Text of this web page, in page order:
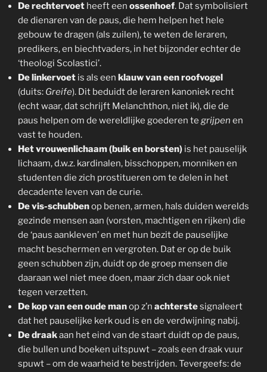
De rechtervoet heeft een ossenhoef. Dat symbolisiert
de dienaren van de paus, die hem helpen het hele
gebouw te dragen (als zuilen), te weten de leraren,
predikers, en biechtvaders, in het bijzonder echter de
‘theologi Scolastici’.
De linkervoet is als een klauw van een roofvogel
(duits: Greife). Dit beduidt de leraren kanoniek recht
(echt waar, dat schrijft Melanchthon, niet ik), die de
paus helpen om de wereldlijke goederen te grijpen en
vast te houden.
Het vrouwenlichaam (buik en borsten) is het pauselijk
lichaam, d.w.z. kardinalen, bisschoppen, monniken en
studenten die zich prostitueren om te delen in het
decadente leven van de curie.
De vis-schubbenop benen, armen, hals duiden werelds
gezinde mensen aan (vorsten, machtigen en rijken) die
de ‘paus aankleven’ en met hun bezit de pauselijke
macht beschermen en vergroten. Dat er op de buik
geen schubben zijn, duidt op de groep mensen die
daaraan wel niet mee doen, maar zich daar ook niet
tegen verzetten.
De kop van een oude manop z’n achterstesignaleert
dat het pauselijke kerk oud is en de verdwijning nabij.
De draakaan het eind van de staart duidt op de paus,
die bullen und boeken uitspuwt – zoals een draak vuur
spuwt – om de waarheid te bestrijden. Tevergeefs: de